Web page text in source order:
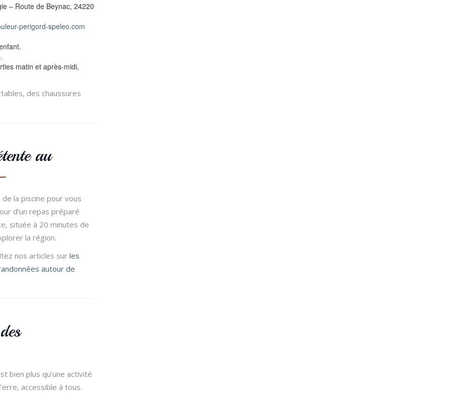
– Route de Beynac, 24220
perigord-speleo.com
matin et après-midi,
des chaussures
au
la piscine pour vous
d’un repas préparé
située à 20 minutes de
la région.
nos articles sur les
autour de
bien plus qu’une activité
accessible à tous.